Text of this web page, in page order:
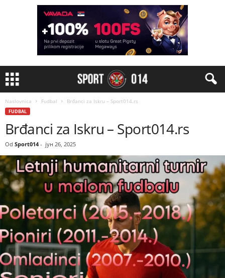
Naslovnica Fudbal Brđanci za Iskru – Sport014.rs
FUDBAL
Brđanci za Iskru – Sport014.rs
Od Sport014- јун 26, 2025